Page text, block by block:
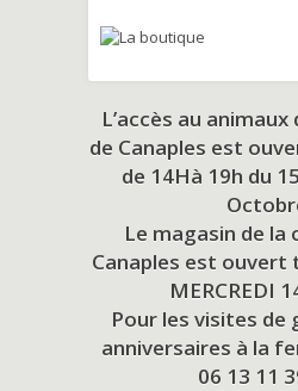
L’accès au
de Canaples est
de 14Hà 19h du
Le magasin de la
Canaples est ouvert
MERCREDI
Pour les visites de
anniversaires à la
06 13 11